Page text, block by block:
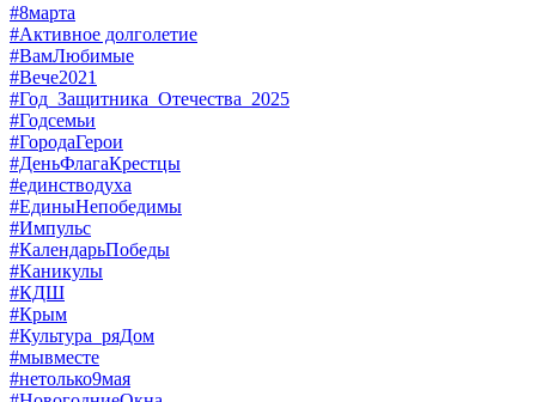
#8марта
#Активное долголетие
#ВамЛюбимые
#Вече2021
#Год_Защитника_Отечества_2025
#Годсемьи
#ГородаГерои
#ДеньФлагаКрестцы
#единстводуха
#ЕдиныНепобедимы
#Импульс
#КалендарьПобеды
#Каникулы
#КДШ
#Крым
#Культура_ряДом
#мывместе
#нетолько9мая